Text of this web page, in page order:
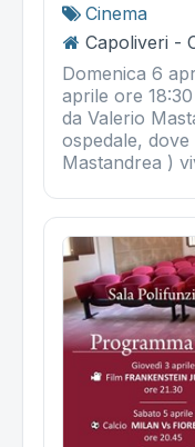
Cinema
Capoliveri -
Domenica 6
aprile ore
da Valerio
ospedale,
Mastandrea )